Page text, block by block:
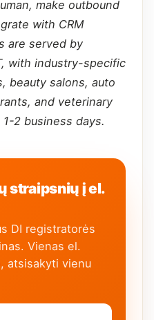
make outbound
with CRM
are served by
with industry-specific
beauty salons, auto
and veterinary
2 business days.
straipsnių į el.
DI registratorės
Vienas el.
atsisakyti vienu